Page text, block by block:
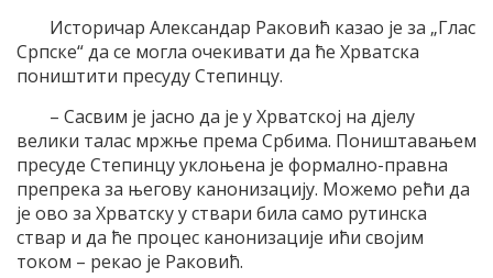
Историчар Александар Раковић казао је за „Глас
Српске“ да се могла очекивати да ће Хрватска
поништити пресуду Степинцу.
– Сасвим је јасно да је у Хрватској на дјелу
велики талас мржње према Србима. Поништавањем
пресуде Степинцу уклоњена је формално-правна
препрека за његову канонизацију. Можемо рећи да
је ово за Хрватску у ствари била само рутинска
ствар и да ће процес канонизације ићи својим
током – рекао је Раковић.